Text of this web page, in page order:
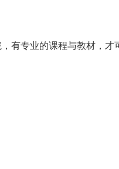
有专业的课程与教材，才